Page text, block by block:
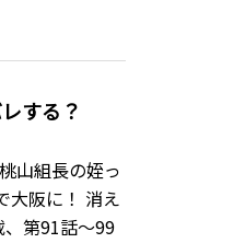
する？
山組長の姪っ
大阪に！ 消え
、第91話～99